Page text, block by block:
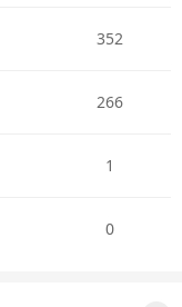
352
266
1
0